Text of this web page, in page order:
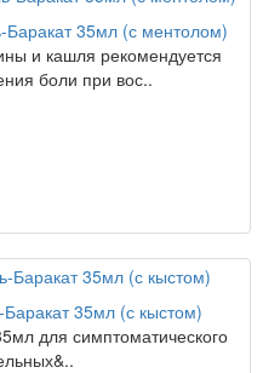
35мл (с ментолом)
и кашля рекомендуется
боли при вос..
35мл (с кыстом)
для симптоматического